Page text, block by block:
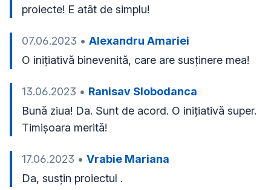
proiecte! E atât de simplu!
07.06.2023 • Alexandru Amariei
O inițiativă binevenită, care are susținere mea!
13.06.2023 • Ranisav Slobodanca
Bună ziua! Da. Sunt de acord. O inițiativă super.
Timișoara merită!
17.06.2023 • Vrabie Mariana
Da, susțin proiectul .